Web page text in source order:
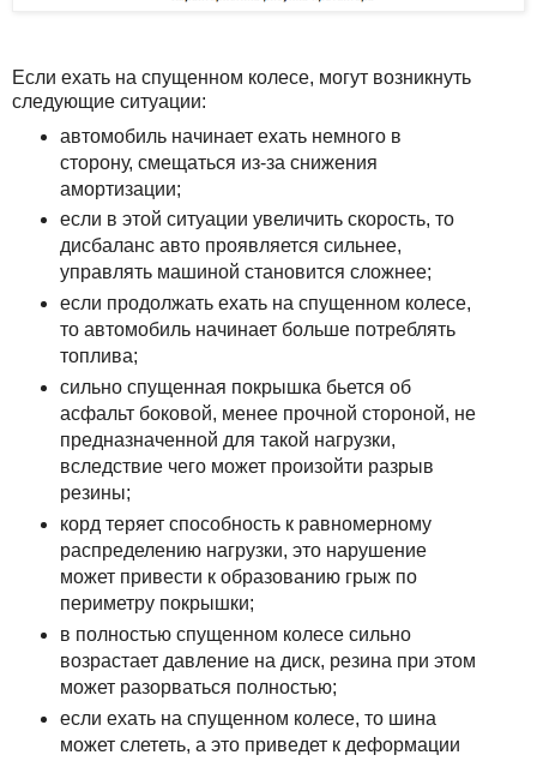
Если ехать на спущенном колесе, могут возникнуть
следующие ситуации:
автомобиль начинает ехать немного в
сторону, смещаться из-за снижения
амортизации;
если в этой ситуации увеличить скорость, то
дисбаланс авто проявляется сильнее,
управлять машиной становится сложнее;
если продолжать ехать на спущенном колесе,
то автомобиль начинает больше потреблять
топлива;
сильно спущенная покрышка бьется об
асфальт боковой, менее прочной стороной, не
предназначенной для такой нагрузки,
вследствие чего может произойти разрыв
резины;
корд теряет способность к равномерному
распределению нагрузки, это нарушение
может привести к образованию грыж по
периметру покрышки;
в полностью спущенном колесе сильно
возрастает давление на диск, резина при этом
может разорваться полностью;
если ехать на спущенном колесе, то шина
может слететь, а это приведет к деформации